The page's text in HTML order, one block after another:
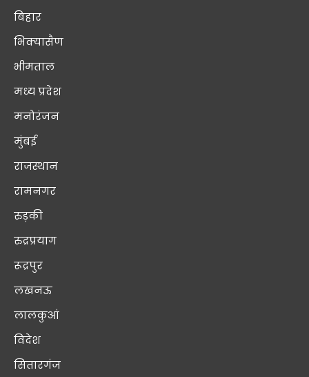
बिहार
भिक्यासैण
भीमताल
मध्य प्रदेश
मनोरंजन
मुंबई
राजस्थान
रामनगर
रुड़की
रुद्रप्रयाग
रूद्रपुर
लखनऊ
लालकुआं
विदेश
सितारगंज